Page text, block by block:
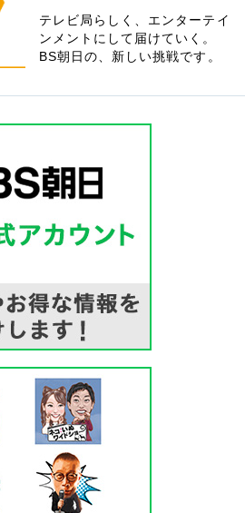
テレビ局らしく、エンターテイ
ンメントにして届けていく。
BS朝日の、新しい挑戦です。